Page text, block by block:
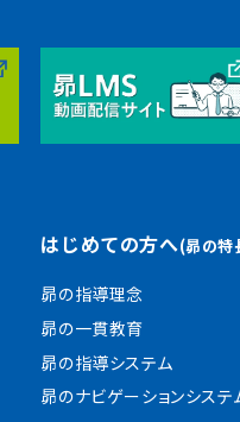
はじめての方へ(昴の特
昴の指導理念
昴の一貫教育
昴の指導システム
昴のナビゲーションシステ